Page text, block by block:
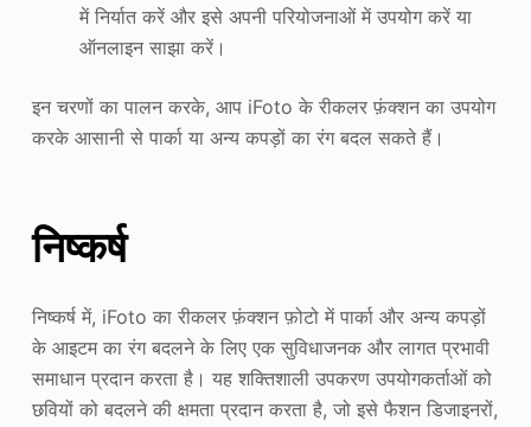
में निर्यात करें और इसे अपनी परियोजनाओं में उपयोग करें या
ऑनलाइन साझा करें।
इन चरणों का पालन करके, आप iFoto के रीकलर फ़ंक्शन का उपयोग
करके आसानी से पार्का या अन्य कपड़ों का रंग बदल सकते हैं।
निष्कर्ष
निष्कर्ष में, iFoto का रीकलर फ़ंक्शन फ़ोटो में पार्का और अन्य कपड़ों
के आइटम का रंग बदलने के लिए एक सुविधाजनक और लागत प्रभावी
समाधान प्रदान करता है। यह शक्तिशाली उपकरण उपयोगकर्ताओं को
छवियों को बदलने की क्षमता प्रदान करता है, जो इसे फैशन डिजाइनरों,